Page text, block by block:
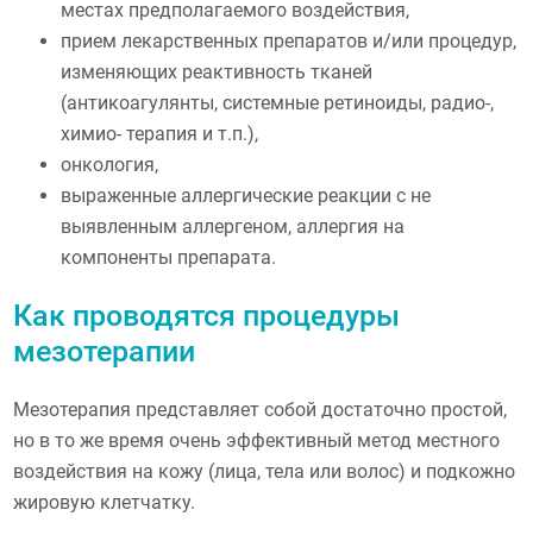
местах предполагаемого воздействия,
прием лекарственных препаратов и/или процедур,
изменяющих реактивность тканей
(антикоагулянты, системные ретиноиды, радио-,
химио- терапия и т.п.),
онкология,
выраженные аллергические реакции с не
выявленным аллергеном, аллергия на
компоненты препарата.
Как проводятся процедуры
мезотерапии
Мезотерапия представляет собой достаточно простой,
но в то же время очень эффективный метод местного
воздействия на кожу (лица, тела или волос) и подкожно
жировую клетчатку.